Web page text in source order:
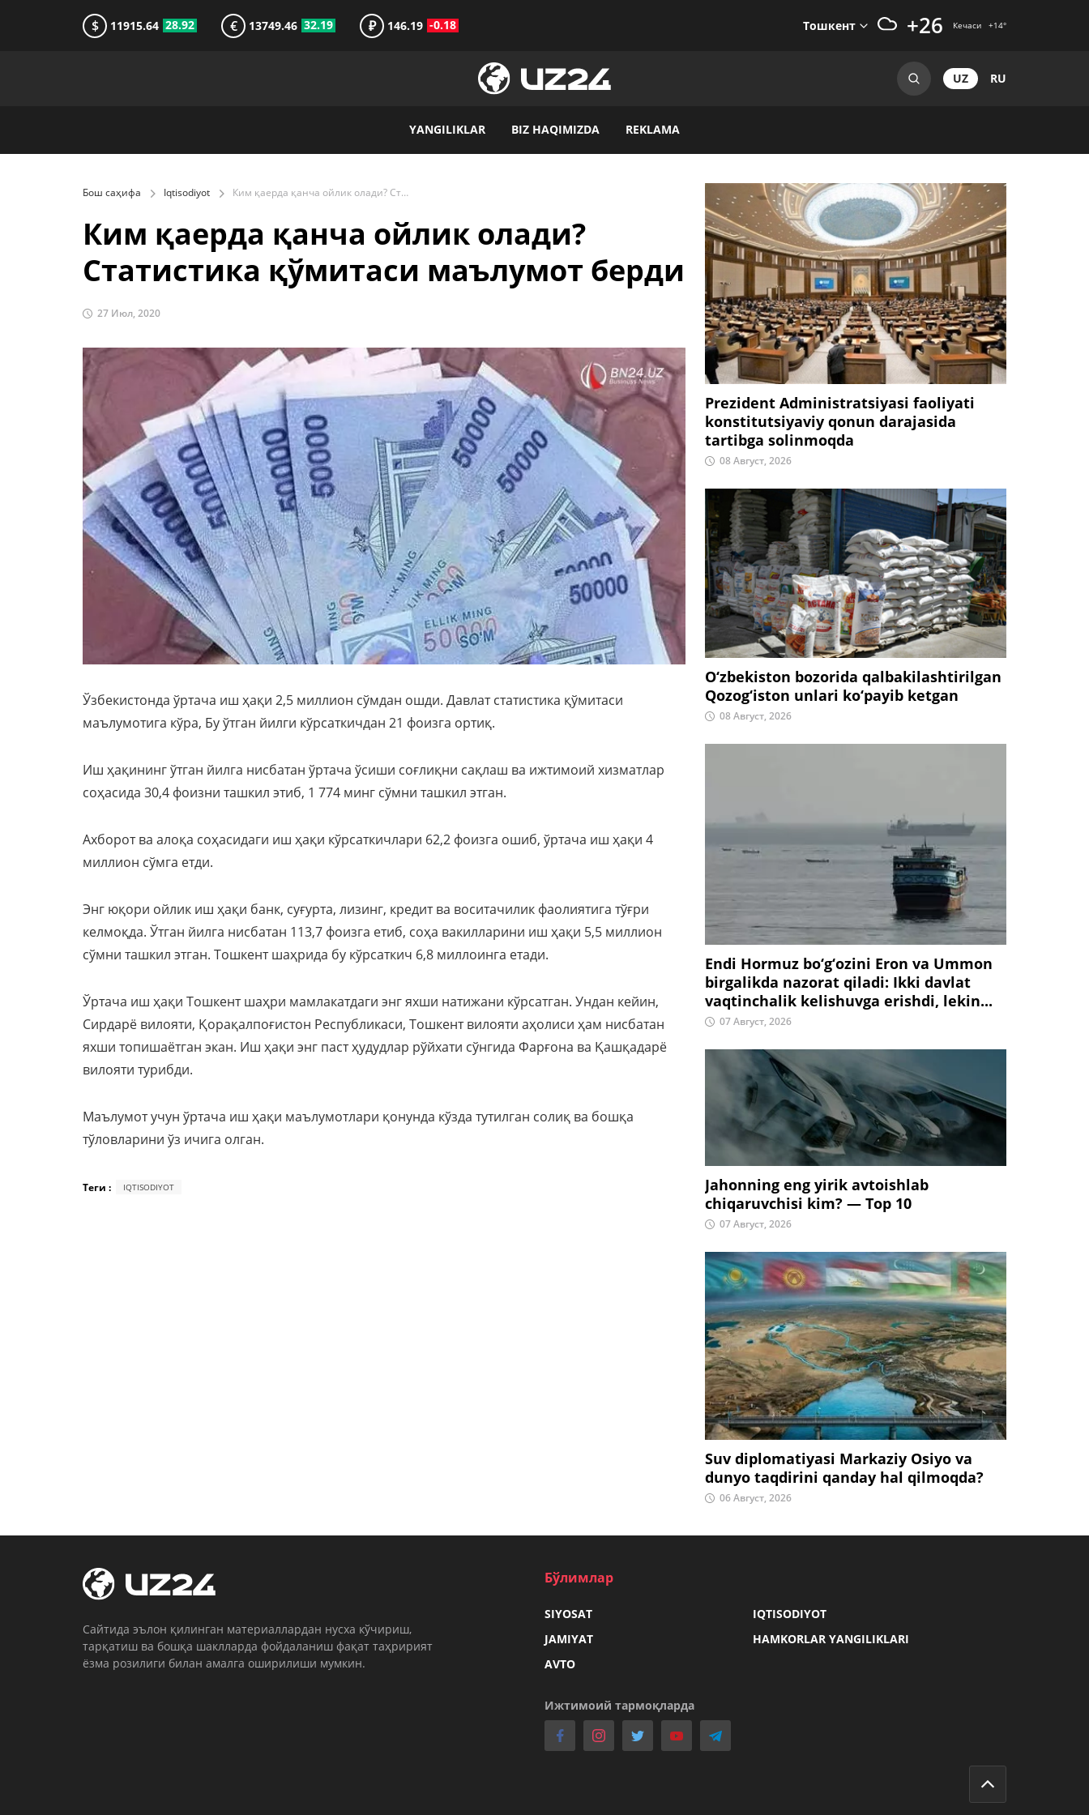
$ 11915.64 28.92 € 13749.46 32.19 ₽ 146.19 -0.18 Тошкент +26 Кечаси +14°
UZ RU
YANGILIKLAR BIZ HAQIMIZDA REKLAMA
Бош саҳифа Iqtisodiyot Ким қаерда қанча ойлик олади? Статистика қўмитаси маълумот берди
Ким қаерда қанча ойлик олади?
Статистика қўмитаси маълумот берди
27 Июл, 2020
Ўзбекистонда ўртача иш ҳақи 2,5 миллион сўмдан ошди. Давлат статистика қўмитаси
маълумотига кўра, Бу ўтган йилги кўрсаткичдан 21 фоизга ортиқ.
Иш ҳақининг ўтган йилга нисбатан ўртача ўсиши соғлиқни сақлаш ва ижтимоий хизматлар
соҳасида 30,4 фоизни ташкил этиб, 1 774 минг сўмни ташкил этган.
Ахборот ва алоқа соҳасидаги иш ҳақи кўрсаткичлари 62,2 фоизга ошиб, ўртача иш ҳақи 4
миллион сўмга етди.
Энг юқори ойлик иш ҳақи банк, суғурта, лизинг, кредит ва воситачилик фаолиятига тўғри
келмоқда. Ўтган йилга нисбатан 113,7 фоизга етиб, соҳа вакилларини иш ҳақи 5,5 миллион
сўмни ташкил этган. Тошкент шаҳрида бу кўрсаткич 6,8 миллоинга етади.
Ўртача иш ҳақи Тошкент шаҳри мамлакатдаги энг яхши натижани кўрсатган. Ундан кейин,
Сирдарё вилояти, Қорақалпоғистон Республикаси, Тошкент вилояти аҳолиси ҳам нисбатан
яхши топишаётган экан. Иш ҳақи энг паст ҳудудлар рўйхати сўнгида Фарғона ва Қашқадарё
вилояти турибди.
Маълумот учун ўртача иш ҳақи маълумотлари қонунда кўзда тутилган солиқ ва бошқа
тўловларини ўз ичига олган.
Теги : IQTISODIYOT
Prezident Administratsiyasi faoliyati
konstitutsiyaviy qonun darajasida
tartibga solinmoqda
08 Август, 2026
O‘zbekiston bozorida qalbakilashtirilgan
Qozog‘iston unlari ko‘payib ketgan
08 Август, 2026
Endi Hormuz bo‘g‘ozini Eron va Ummon
birgalikda nazorat qiladi: Ikki davlat
vaqtinchalik kelishuvga erishdi, lekin...
07 Август, 2026
Jahonning eng yirik avtoishlab
chiqaruvchisi kim? — Top 10
07 Август, 2026
Suv diplomatiyasi Markaziy Osiyo va
dunyo taqdirini qanday hal qilmoqda?
06 Август, 2026
Cайтида эълон қилинган материаллардан нусха кўчириш,
тарқатиш ва бошқа шаклларда фойдаланиш фақат таҳририят
ёзма розилиги билан амалга оширилиши мумкин.
Бўлимлар
SIYOSAT
IQTISODIYOT
JAMIYAT
HAMKORLAR YANGILIKLARI
AVTO
Ижтимоий тармоқларда